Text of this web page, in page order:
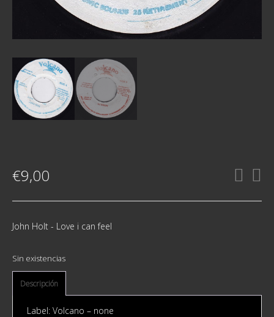
€9,00
John Holt - Love i can feel
Sin existencias
Descripción
Label: Volcano ‎– none